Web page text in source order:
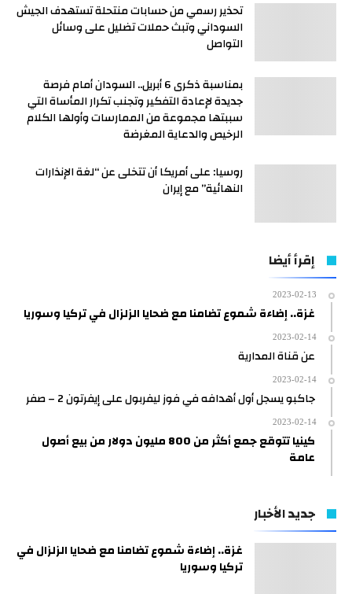
تحذير رسمي من حسابات منتحلة تستهدف الجيش
السوداني وتبث حملات تضليل على وسائل
التواصل
بمناسبة ذكرى 6 أبريل.. السودان أمام فرصة
جديدة لإعادة التفكير وتجنب تكرار المأساة التي
سببتها مجموعة من الممارسات وأولها الكلام
الرخيص والدعاية المغرضة
روسيا: على أمريكا أن تتخلى عن “لغة الإنذارات
النهائية” مع إيران
إقرأ أيضا
2023-02-13
غزة.. إضاءة شموع تضامنا مع ضحايا الزلزال في تركيا وسوريا
2023-02-14
عن قناة المدارية
2023-02-14
جاكبو يسجل أول أهدافه في فوز ليفربول على إيفرتون 2 – صفر
2023-02-14
كينيا تتوقع جمع أكثر من 800 مليون دولار من بيع أصول
عامة
جديد الأخبار
غزة.. إضاءة شموع تضامنا مع ضحايا الزلزال في
تركيا وسوريا